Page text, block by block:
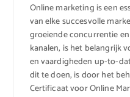
Online marketing is een
van elke succesvolle
groeiende concurrentie
kanalen, is het belangrijk
en vaardigheden up-to-
dit te doen, is door het
Certificaat voor Online